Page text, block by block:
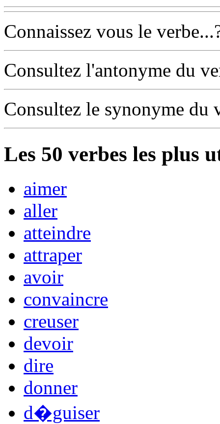
Connaissez vous le
Consultez l'antonyme du
Consultez le synonyme du
Les 50 verbes les plus
aimer
aller
atteindre
attraper
avoir
convaincre
creuser
devoir
dire
donner
d�guiser